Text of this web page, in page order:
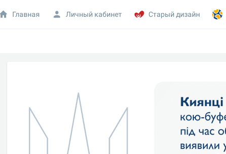
Главная Личный кабинет Старый дизайн